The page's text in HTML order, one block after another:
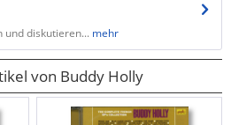
und diskutieren... mehr
von Buddy Holly